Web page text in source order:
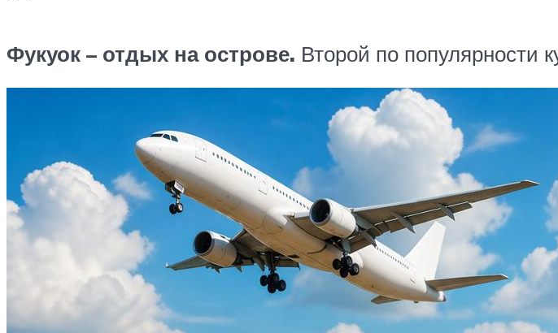
Фукуок – отдых на острове. Второй по популярности